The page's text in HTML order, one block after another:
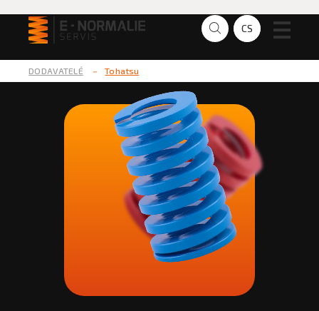
CS
DODAVATELÉ – Tohatsu